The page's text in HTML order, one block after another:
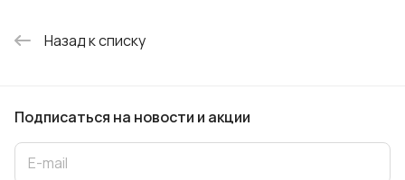
Назад к списку
Подписаться на новости и акции